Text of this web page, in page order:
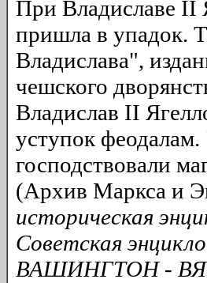
При Владиславе II
пришла в упадок.
Владислава",
чешского
Владислав II
уступок
господствовали
(Архив Маркса и
историческая
Советская
ВАШИНГТОН -